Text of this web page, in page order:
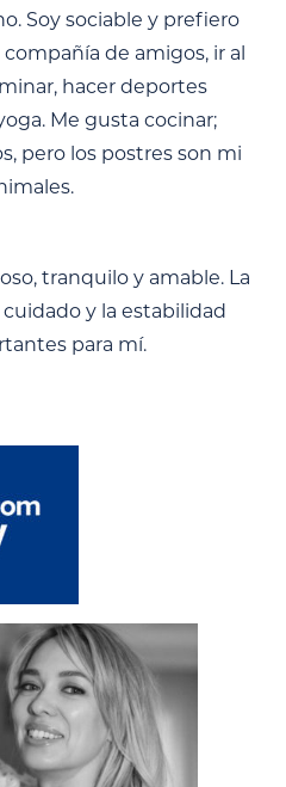
Soy sociable y prefiero
de amigos, ir al
hacer deportes
Me gusta cocinar;
pero los postres son mi
tranquilo y amable. La
y la estabilidad
para mí.